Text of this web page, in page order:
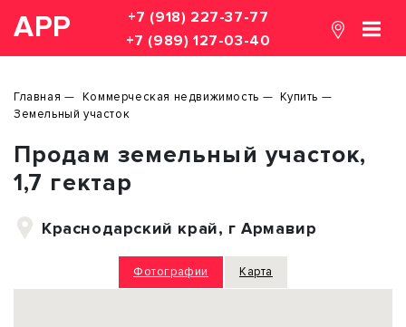
АРР
+7 (918) 227-37-77
+7 (989) 127-03-40
Главная Коммерческая недвижимость
Купить
Земельный участок
Продам земельный участок,
1,7 гектар
Краснодарский край, г Армавир
Фотографии Карта